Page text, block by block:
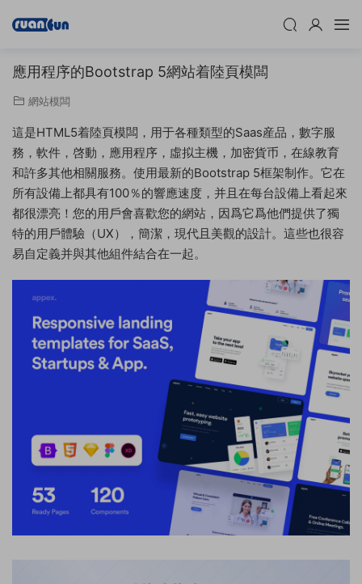
應用程序的Bootstrap 5網站着陸頁模闆
網站模闆
這是HTML5着陸頁模闆，用于各種類型的Saas産品，數字服
務，軟件，啓動，應用程序，虛拟主機，加密貨币，在線教育
和許多其他相關服務。使用最新的Bootstrap 5框架制作。它在
所有設備上都具有100％的響應速度，并且在每台設備上看起來
都很漂亮！您的用戶會喜歡您的網站，因爲它爲他們提供了獨
特的用戶體驗（UX），簡潔，現代且美觀的設計。這些也很容
易自定義并與其他組件結合在一起。